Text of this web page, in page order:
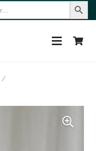
/